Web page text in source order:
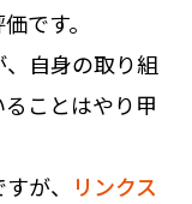
です。
自身の取り組
ことはやり甲
が、
リンクス